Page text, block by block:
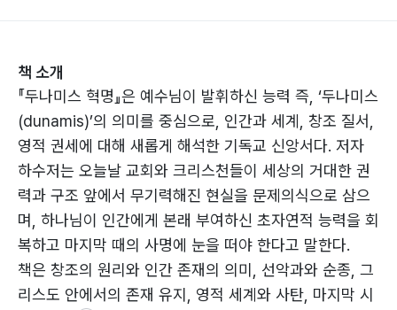
책 소개
『두나미스 혁명』은 예수님이 발휘하신 능력 즉, ‘두나미스
(dunamis)’의 의미를 중심으로, 인간과 세계, 창조 질서,
영적 권세에 대해 새롭게 해석한 기독교 신앙서다. 저자
하수저는 오늘날 교회와 크리스천들이 세상의 거대한 권
력과 구조 앞에서 무기력해진 현실을 문제의식으로 삼으
며, 하나님이 인간에게 본래 부여하신 초자연적 능력을 회
복하고 마지막 때의 사명에 눈을 떠야 한다고 말한다.
책은 창조의 원리와 인간 존재의 의미, 선악과와 순종, 그
리스도 안에서의 존재 유지, 영적 세계와 사탄, 마지막 시